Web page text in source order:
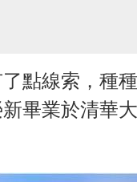
點線索，種
畢業於清華